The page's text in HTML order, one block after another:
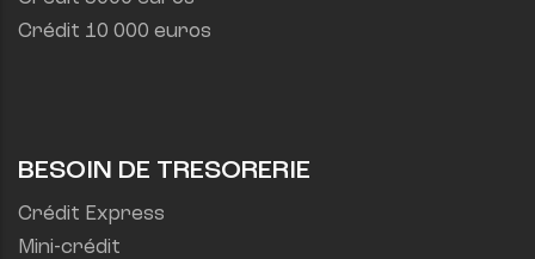
Crédit 10 000 euros
BESOIN DE TRESORERIE
Crédit Express
Mini-crédit